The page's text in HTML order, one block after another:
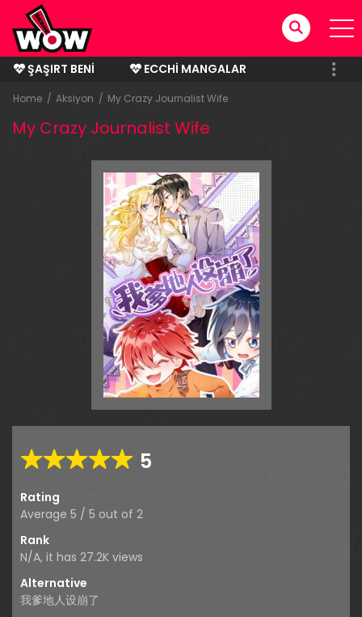
ŞAŞIRT BENI
ECCHI MANGALAR
BITMIŞ MANGALAR
Home Aksiyon My Crazy Journalist Wife
My Crazy Journalist Wife
5
Rating
Average 5 / 5 out of 2
Rank
N/A, it has 27.2K views
Alternative
我爹地人设崩了